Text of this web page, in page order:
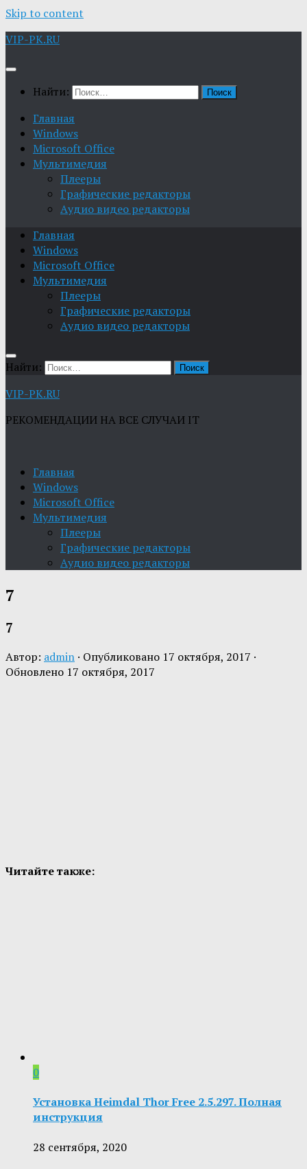
Skip to content
VIP-PK.RU
Найти:
Главная
Windows
Microsoft Office
Мультимедия
Плееры
Графические редакторы
Aудио видео редакторы
Главная
Windows
Microsoft Office
Мультимедия
Плееры
Графические редакторы
Aудио видео редакторы
Найти:
VIP-PK.RU
РЕКОМЕНДАЦИИ НА ВСЕ СЛУЧАИ IT
Главная
Windows
Microsoft Office
Мультимедия
Плееры
Графические редакторы
Aудио видео редакторы
7
7
Автор: admin · Опубликовано 17 октября, 2017 ·
Обновлено 17 октября, 2017
Читайте также:
0
Установка Heimdal Thor Free 2.5.297. Полная
инструкция
28 сентября, 2020